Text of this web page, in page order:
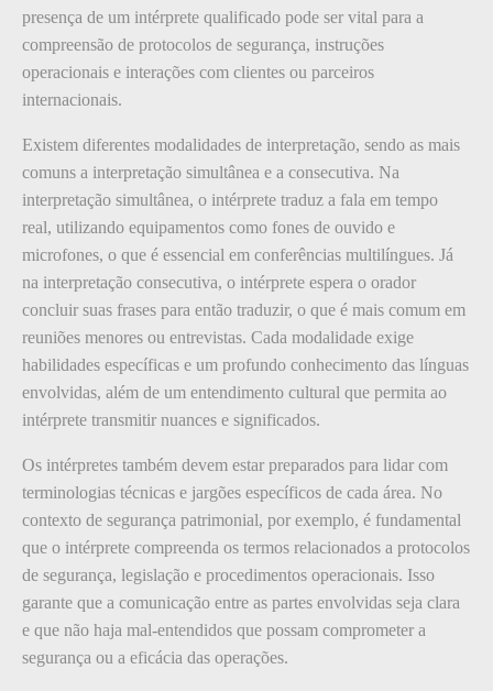
presença de um intérprete qualificado pode ser vital para a
compreensão de protocolos de segurança, instruções
operacionais e interações com clientes ou parceiros
internacionais.
Existem diferentes modalidades de interpretação, sendo as mais
comuns a interpretação simultânea e a consecutiva. Na
interpretação simultânea, o intérprete traduz a fala em tempo
real, utilizando equipamentos como fones de ouvido e
microfones, o que é essencial em conferências multilíngues. Já
na interpretação consecutiva, o intérprete espera o orador
concluir suas frases para então traduzir, o que é mais comum em
reuniões menores ou entrevistas. Cada modalidade exige
habilidades específicas e um profundo conhecimento das línguas
envolvidas, além de um entendimento cultural que permita ao
intérprete transmitir nuances e significados.
Os intérpretes também devem estar preparados para lidar com
terminologias técnicas e jargões específicos de cada área. No
contexto de segurança patrimonial, por exemplo, é fundamental
que o intérprete compreenda os termos relacionados a protocolos
de segurança, legislação e procedimentos operacionais. Isso
garante que a comunicação entre as partes envolvidas seja clara
e que não haja mal-entendidos que possam comprometer a
segurança ou a eficácia das operações.